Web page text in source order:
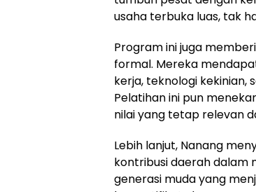
usaha terbuka luas, tak
Program ini juga
formal. Mereka
kerja, teknologi kekinian,
Pelatihan ini pun
nilai yang tetap relevan
Lebih lanjut, Nanang
kontribusi daerah dalam
generasi muda yang